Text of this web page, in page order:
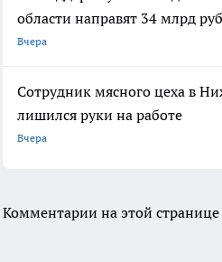
области направят 34 млрд
Вчера
Сотрудник мясного цеха в
лишился руки на работе
Вчера
Комментарии на этой